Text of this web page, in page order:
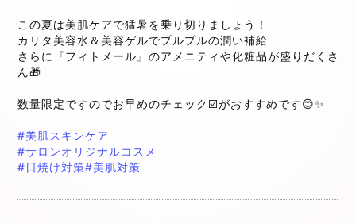
この夏は美肌ケアで猛暑を乗り切りましょう！
カリタ美容水＆美容ゲルでプルプルの潤い補給
さらに『フィトメール』のアメニティや化粧品が盛りだくさ
ん🎁
数量限定ですのでお早めのチェック☑️がおすすめです😊✨
#美肌スキンケア
#サロンオリジナルコスメ
#日焼け対策#美肌対策